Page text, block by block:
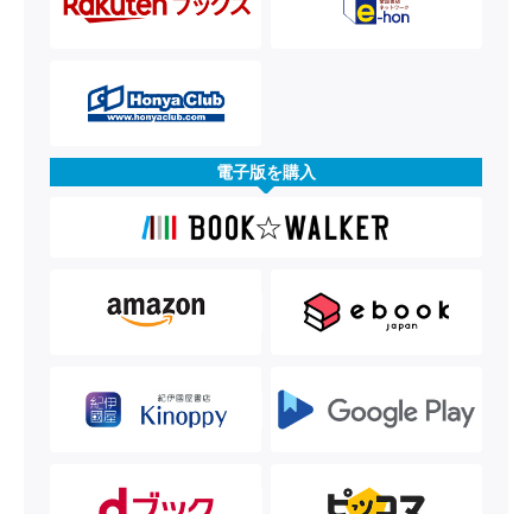
電子版を購入